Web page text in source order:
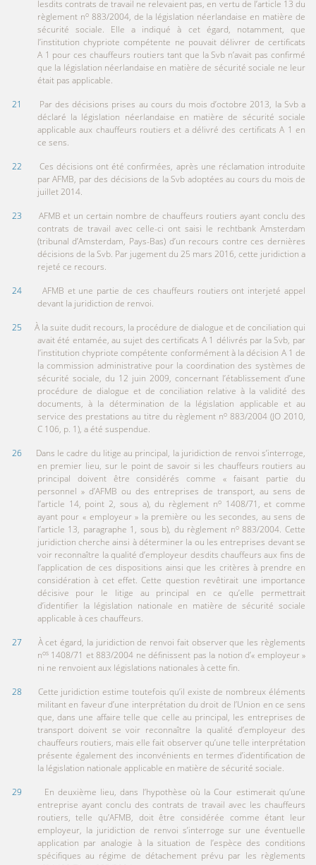
lesdits contrats de travail ne relevaient pas, en vertu de l’article 13 du
règlement no883/2004, de la législation néerlandaise en matière de
sécurité sociale. Elle a indiqué à cet égard, notamment, que
l’institution chypriote compétente ne pouvait délivrer de certificats
A 1 pour ces chauffeurs routiers tant que la Svb n’avait pas confirmé
que la législation néerlandaise en matière de sécurité sociale ne leur
était pas applicable.
21
Par des décisions prises au cours du mois d’octobre 2013, la Svb a
déclaré la législation néerlandaise en matière de sécurité sociale
applicable aux chauffeurs routiers et a délivré des certificats A 1 en
ce sens.
22 Ces décisions ont été confirmées, après une réclamation introduite
par AFMB, par des décisions de la Svb adoptées au cours du mois de
juillet 2014.
23 AFMB et un certain nombre de chauffeurs routiers ayant conclu des
contrats de travail avec celle-ci ont saisi le rechtbank Amsterdam
(tribunal d’Amsterdam, Pays-Bas) d’un recours contre ces dernières
décisions de la Svb. Par jugement du 25 mars 2016, cette juridiction a
rejeté ce recours.
24AFMB et une partie de ces chauffeurs routiers ont interjeté appel
devant la juridiction de renvoi.
25 À la suite dudit recours, la procédure de dialogue et de conciliation qui
avait été entamée, au sujet des certificats A 1 délivrés par la Svb, par
l’institution chypriote compétente conformément à la décision A 1 de
la commission administrative pour la coordination des systèmes de
sécurité sociale, du 12 juin 2009, concernant l’établissement d’une
procédure de dialogue et de conciliation relative à la validité des
documents, à la détermination de la législation applicable et au
service des prestations au titre du règlement no883/2004 (JO 2010,
C 106, p. 1), a été suspendue.
26Dans le cadre du litige au principal, la juridiction de renvoi s’interroge,
en premier lieu, sur le point de savoir si les chauffeurs routiers au
principal doivent être considérés comme « faisant partie du
personnel » d’AFMB ou des entreprises de transport, au sens de
l’article 14, point 2, sous a), du règlement no1408/71, et comme
ayant pour « employeur » la première ou les secondes, au sens de
l’article 13, paragraphe 1, sous b), du règlement no883/2004. Cette
juridiction cherche ainsi à déterminer la ou les entreprises devant se
voir reconnaître la qualité d’employeur desdits chauffeurs aux fins de
l’application de ces dispositions ainsi que les critères à prendre en
considération à cet effet. Cette question revêtirait une importance
décisive pour le litige au principal en ce qu’elle permettrait
d’identifier la législation nationale en matière de sécurité sociale
applicable à ces chauffeurs.
27À cet égard, la juridiction de renvoi fait observer que les règlements
nos1408/71 et 883/2004 ne définissent pas la notion d’« employeur »
ni ne renvoient aux législations nationales à cette fin.
28 Cette juridiction estime toutefois qu’il existe de nombreux éléments
militant en faveur d’une interprétation du droit de l’Union en ce sens
que, dans une affaire telle que celle au principal, les entreprises de
transport doivent se voir reconnaître la qualité d’employeur des
chauffeurs routiers, mais elle fait observer qu’une telle interprétation
présente également des inconvénients en termes d’identification de
la législation nationale applicable en matière de sécurité sociale.
29 En deuxième lieu, dans l’hypothèse où la Cour estimerait qu’une
entreprise ayant conclu des contrats de travail avec les chauffeurs
routiers, telle qu’AFMB, doit être considérée comme étant leur
employeur, la juridiction de renvoi s’interroge sur une éventuelle
application par analogie à la situation de l’espèce des conditions
spécifiques au régime de détachement prévu par les règlements